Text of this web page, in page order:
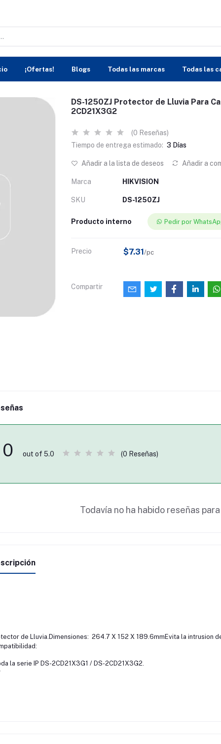
¡Ofertas! Blogs Todas las marcas Todas las
DS-1250ZJ Protector de Lluvia Para
2CD21X3G2
(0 Reseñas)
Tiempo de entrega estimado: 3 Días
Añadir a la lista de deseos Añadir a
Marca HIKVISION
SKU DS-1250ZJ
Producto interno Pedir por
Precio $7.31 /pc
Compartir
0 out of 5.0 (0 Reseñas)
Todavía no ha habido reseñas
de Lluvia.Dimensiones: 264.7 X 152 X 189.6mm Evita la intrusion
la serie IP DS-2CD21X3G1 / DS-2CD21X3G2.